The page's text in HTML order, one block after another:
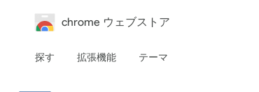
chrome ウェブストア
探す 拡張機能 テーマ